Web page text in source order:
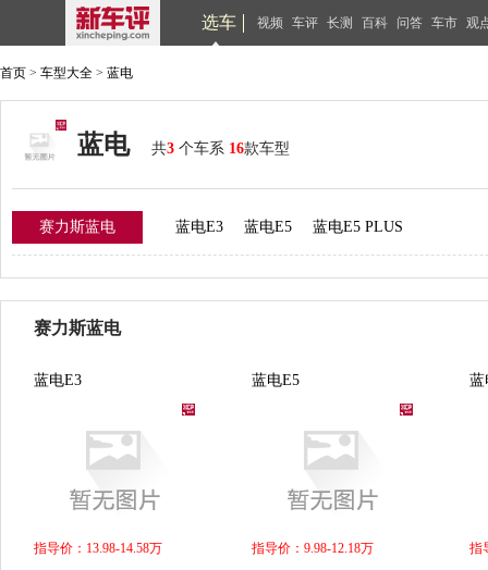
选车 视频 车评 长测 百科 问答 车市 观
首页 > 车型大全 > 蓝电
蓝电 共3 个车系 16款车型
赛力斯蓝电 蓝电E3 蓝电E5 蓝电E5 PLUS
赛力斯蓝电
蓝电E3
指导价：13.98-14.58万
蓝电E5
指导价：9.98-12.18万
蓝
指